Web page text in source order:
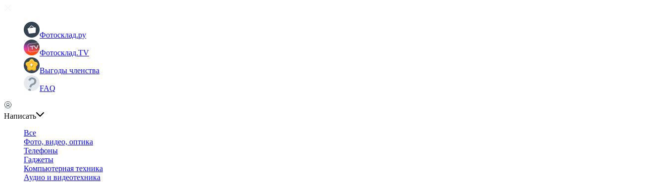
Фотосклад.ру
Фотосклад.TV
Выгоды членства
FAQ
Написать
Все
Фото, видео, оптика
Телефоны
Гаджеты
Компьютерная техника
Аудио и видеотехника